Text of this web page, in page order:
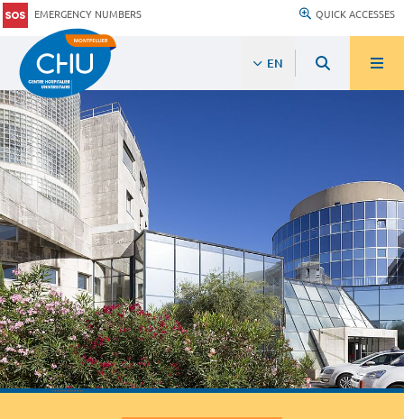
EMERGENCY NUMBERS QUICK ACCESSES
EN